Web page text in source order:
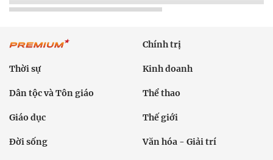
Chính trị
Thời sự Kinh doanh
Dân tộc và Tôn giáo Thể thao
Giáo dục Thế giới
Đời sống Văn hóa - Giải trí